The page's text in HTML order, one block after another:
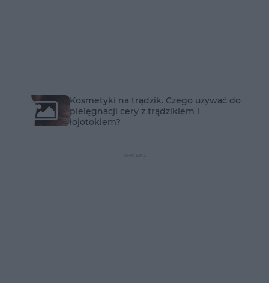
Kosmetyki na trądzik. Czego używać do
pielęgnacji cery z trądzikiem i
łojotokiem?